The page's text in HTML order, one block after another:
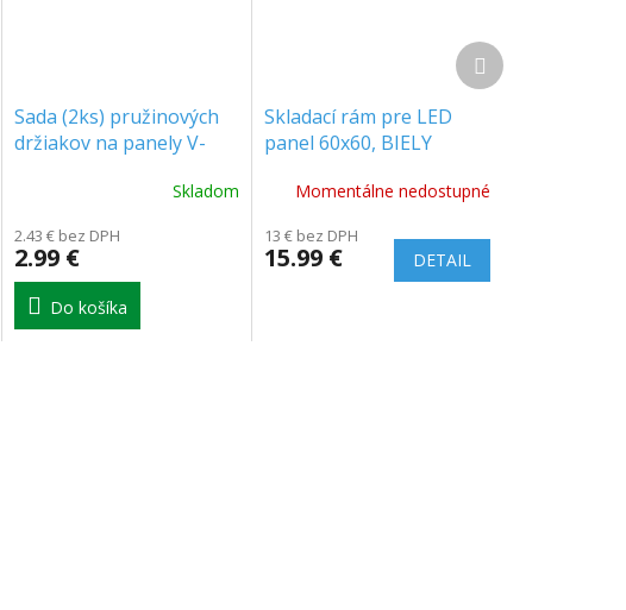
Sada (2ks) pružinových
držiakov na panely V-
Skladom
2.43 € bez DPH
2.99 €
Do košíka
Skladací rám pre LED
panel 60x60, BIELY
Momentálne nedostupné
13 € bez DPH
15.99 € DETAIL
Ďalší
produkt